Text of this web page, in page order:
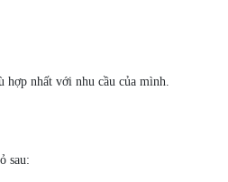
hợp nhất với nhu cầu của mình.
sau: